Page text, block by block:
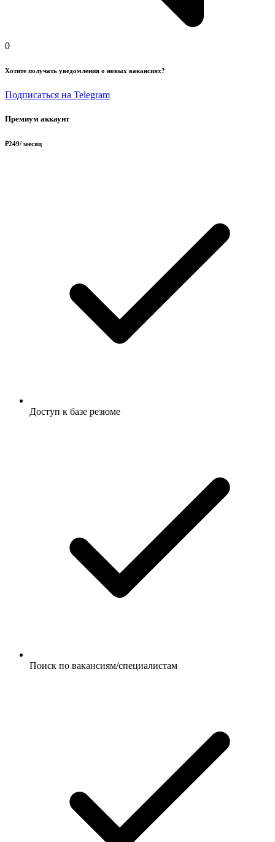
0
Хотите получать уведомления о новых вакансиях?
Подписаться на Telegram
Премиум аккаунт
₽249/ месяц
Доступ к базе резюме
Поиск по вакансиям/специалистам